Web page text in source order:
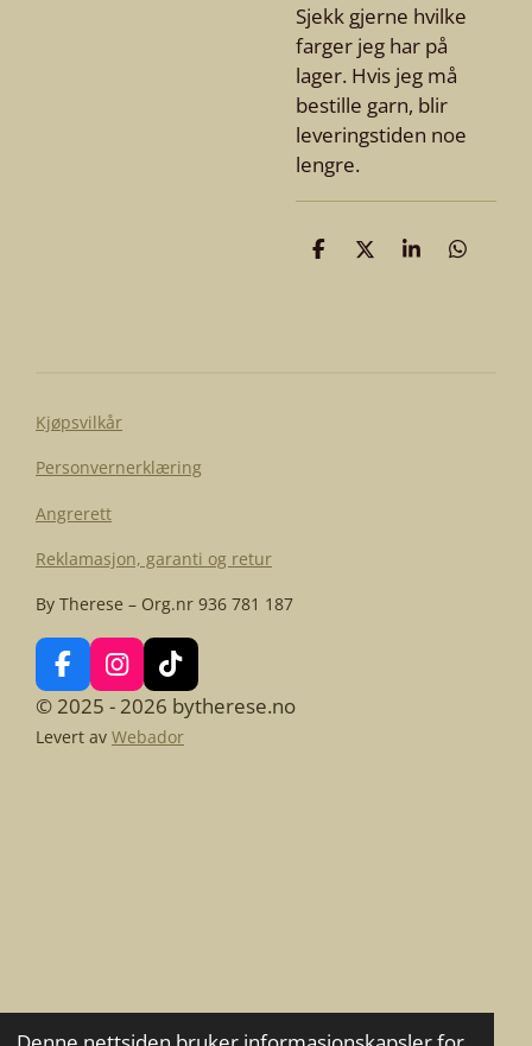
Sjekk gjerne hvilke
farger jeg har på
lager. Hvis jeg må
bestille garn, blir
leveringstiden noe
lengre.
D
D
D
D
Kjøpsvilkår
Personvernerklæring
Angrerett
Reklamasjon, garanti og retur
By Therese – Org.nr 936 781 187
F
a
c
e
I
n
s
t
T
i
k
T
© 2025 - 2026 bytherese.no
Levert av Webador